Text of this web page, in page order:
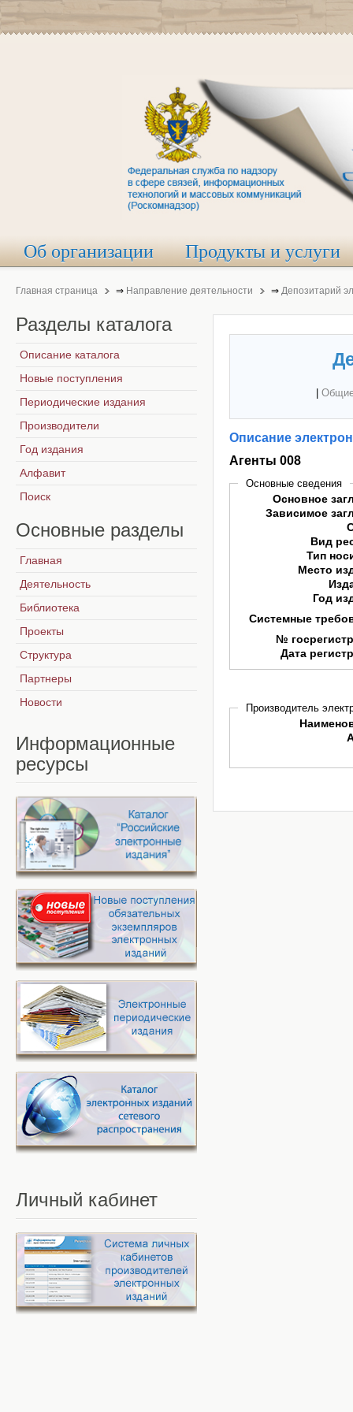
Об организации Продукты и услуги
Главная страница ⇒ Направление деятельности ⇒ Депозитарий
Описание
Агенты 008
Основные сведения
Основное
Зависимое
Вид
Тип
Место
Год
Системные
№
Дата
Производитель
Разделы каталога
Описание каталога
Новые поступления
Периодические издания
Производители
Год издания
Алфавит
Поиск
Основные разделы
Главная
Деятельность
Библиотека
Проекты
Структура
Партнеры
Новости
Информационные
ресурсы
Личный кабинет